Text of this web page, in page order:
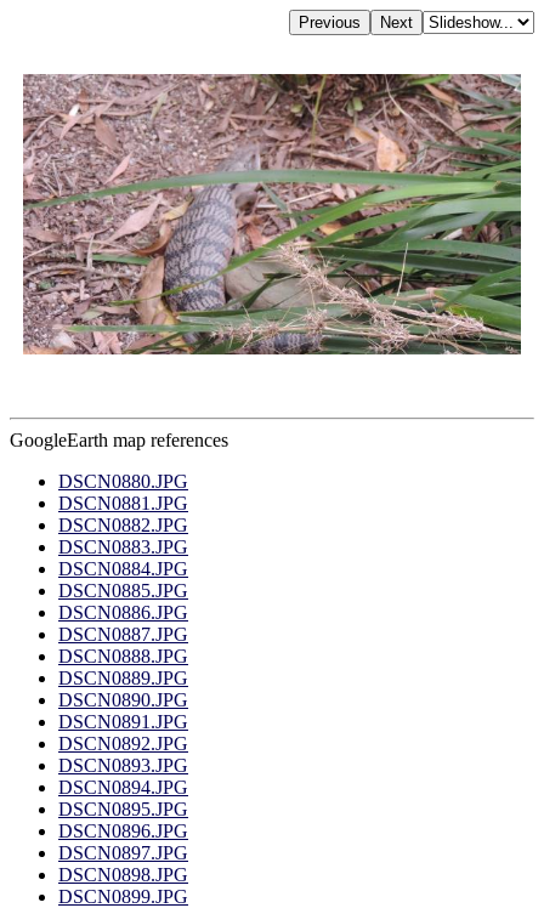
GoogleEarth map references
DSCN0880.JPG
DSCN0881.JPG
DSCN0882.JPG
DSCN0883.JPG
DSCN0884.JPG
DSCN0885.JPG
DSCN0886.JPG
DSCN0887.JPG
DSCN0888.JPG
DSCN0889.JPG
DSCN0890.JPG
DSCN0891.JPG
DSCN0892.JPG
DSCN0893.JPG
DSCN0894.JPG
DSCN0895.JPG
DSCN0896.JPG
DSCN0897.JPG
DSCN0898.JPG
DSCN0899.JPG